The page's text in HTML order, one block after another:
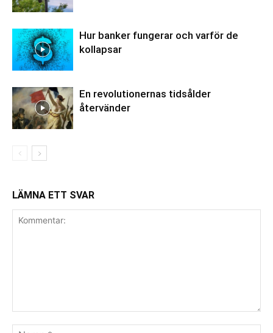
Hur banker fungerar och varför de
kollapsar
En revolutionernas tidsålder
återvänder
LÄMNA ETT SVAR